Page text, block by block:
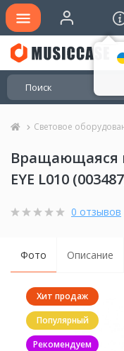
Световое
Вращающаяся
EYE L010
0 отзывов
Фото Описание
Хит продаж
Популярный
Рекомендуем